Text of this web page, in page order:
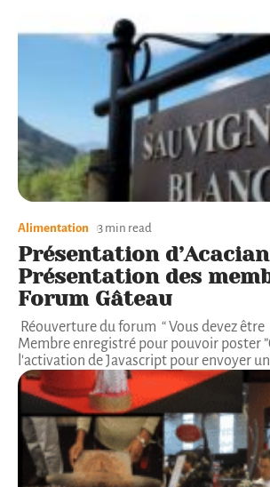
Alimentation 3 min read
Présentation
Présentation des
Forum Gâteau
Réouverture du forum “ Vous devez être
Membre enregistré pour pouvoir poster
l'activation de Javascript pour envoyer